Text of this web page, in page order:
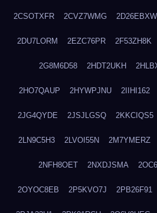
2CSOTXFR 2CVZ7WMG 2D26EBXW
2DU7LORM 2EZC76PR 2F53ZH8K
2G8M6D58 2HDT2UKH
2HO7QAUP 2HYWPJNU 2IIHI162
2JG4QYDE 2JSJLGSQ 2KKCIQS5
2LN9C5H3 2LVOI55N 2M7YMERZ
2NFH8OET 2NXDJSMA
2OYOC8EB 2P5KVO7J 2PB26F91